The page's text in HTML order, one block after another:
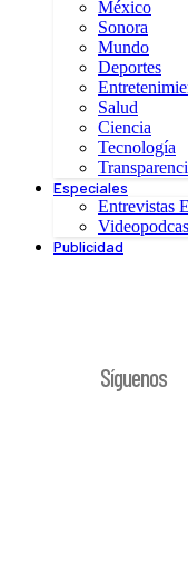
México
Sonora
Mundo
Deportes
Salud
Ciencia
Tecnología
Especiales
Entrevistas
Publicidad
Síguenos